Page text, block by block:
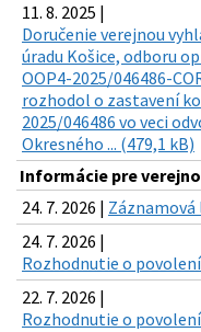
11. 8. 2025 |
Doručenie verejnou
úradu Košice, odboru
OOP4-2025/046486-
rozhodol o zastavení
2025/046486 vo veci
Okresného ... (479,1 kB)
Informácie pre
24. 7. 2026 | Záznamová
24. 7. 2026 |
Rozhodnutie o povolení
22. 7. 2026 |
Rozhodnutie o povolení